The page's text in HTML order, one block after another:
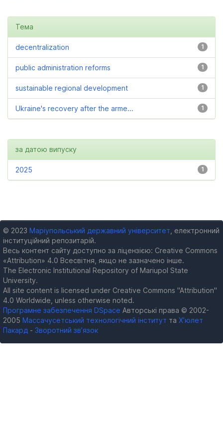
Тема
1
decentralization
1
public administration reforms
1
sustainable regional development
1
Ukraine's recovery after the arme...
за датою випуску
1
2025
© 2023 Маріупольський державний університет , електронний
інституційний репозитарій.
Весь контент сайту доступно за ліцензією: Creative Commons
«Attribution» 4.0 Всесвітня, якщо не зазначено інше.
The Electronic Institutional Repository of Mariupol State
University.
All site content is licensed under Creative Commons "Attribution"
4.0 Worldwide, unless otherwise noted.
Програмне забезпечення DSpace Авторські права © 2002-
2005 Массачусетський технологічний інститут та Х’юлет
Пакард - Зворотний зв’язок